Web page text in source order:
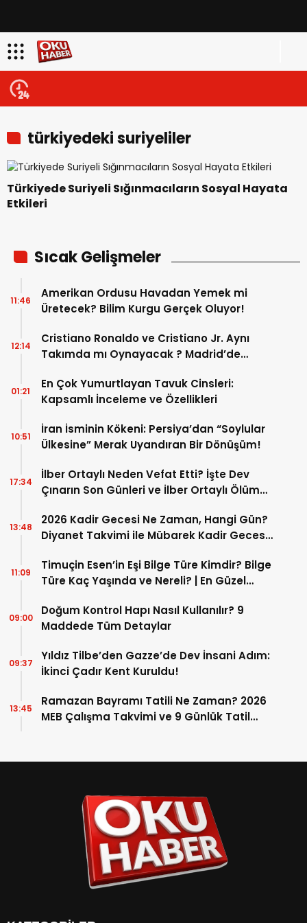
türkiyedeki suriyeliler
Türkiyede Suriyeli Sığınmacıların Sosyal Hayata
Etkileri
Sıcak Gelişmeler
Amerikan Ordusu Havadan Yemek mi
Üretecek? Bilim Kurgu Gerçek Oluyor!
11:46
Cristiano Ronaldo ve Cristiano Jr. Aynı
Takımda mı Oynayacak ? Madrid’de
12:14
En Çok Yumurtlayan Tavuk Cinsleri:
Kapsamlı İnceleme ve Özellikleri
01:21
İran İsminin Kökeni: Persiya’dan “Soylular
Ülkesine” Merak Uyandıran Bir Dönüşüm!
10:51
İlber Ortaylı Neden Vefat Etti? İşte Dev
Çınarın Son Günleri ve İlber Ortaylı Ölüm
17:34
2026 Kadir Gecesi Ne Zaman, Hangi Gün?
Diyanet Takvimi ile Mübarek Kadir Gecesi
13:48
Timuçin Esen’in Eşi Bilge Türe Kimdir? Bilge
Türe Kaç Yaşında ve Nereli? | En Güzel
11:09
Doğum Kontrol Hapı Nasıl Kullanılır? 9
Maddede Tüm Detaylar
09:00
Yıldız Tilbe’den Gazze’de Dev İnsani Adım:
İkinci Çadır Kent Kuruldu!
09:37
Ramazan Bayramı Tatili Ne Zaman? 2026
MEB Çalışma Takvimi ve 9 Günlük Tatil
13:45